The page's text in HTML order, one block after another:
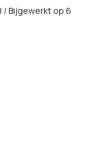
/Bijgewerkt op 6